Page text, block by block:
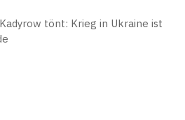
tönt: Krieg in Ukraine ist